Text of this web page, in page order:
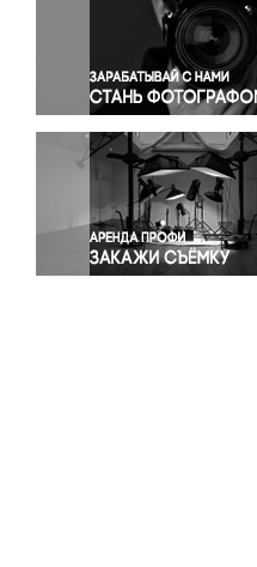
Политика
Правосудие
Происшествия и
Религия
Светская жизнь
Спорт
Экология
Экономика и бизнес